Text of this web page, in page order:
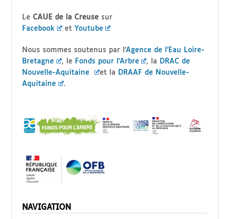
LeCAUE de la Creuse sur
Facebook
et Youtube
Nous sommes soutenus par l’Agence de l’Eau Loire-
Bretagne
, le Fonds pour l’Arbre , la
DRAC de
Nouvelle-Aquitaine
et la
DRAAF de Nouvelle-
Aquitaine
.
NAVIGATION